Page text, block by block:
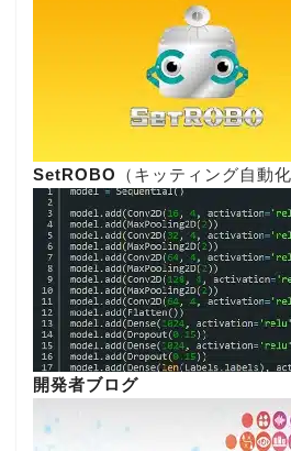
SetROBO （キッティング自動
開発者ブログ